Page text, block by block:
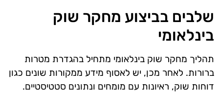
שלבים בביצוע מחקר שוק
בינלאומי
תהליך מחקר שוק בינלאומי מתחיל בהגדרת מטרות
ברורות. לאחר מכן, יש לאסוף מידע ממקורות שונים כגון
דוחות שוק, ראיונות עם מומחים ונתונים סטטיסטיים.